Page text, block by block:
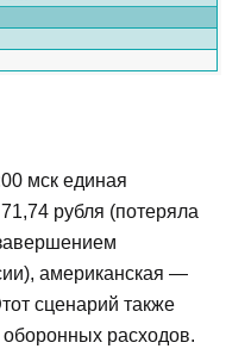
мск единая
рубля (потеряла
американская —
сценарий также
оборонных расходов.